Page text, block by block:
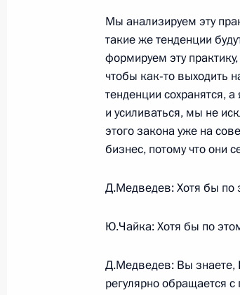
24 июля 2009 года,
На совещании с
Дмитрий Медведев
за безопасностью
24 июля 2009 года, 17:30
На заседании Совета
24 июля 2009 года, 17:30
Дмитрий Медведев
Мы анализируем эту
такие же тенденции
формируем эту
чтобы как‑то выходить
тенденции сохранятся,
и усиливаться, мы не
этого закона уже на
бизнес, потому что они
Д.Медведев: Хотя бы по
Ю.Чайка: Хотя бы по
Д.Медведев: Вы знаете,
регулярно обращается